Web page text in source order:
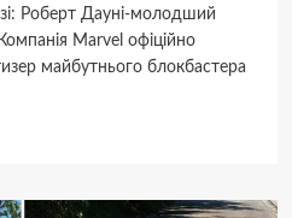
Роберт Дауні-молодший
Marvel офіційно
майбутнього блокбастера